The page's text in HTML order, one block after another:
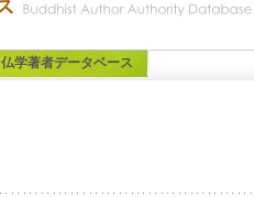
仏学著者データベース